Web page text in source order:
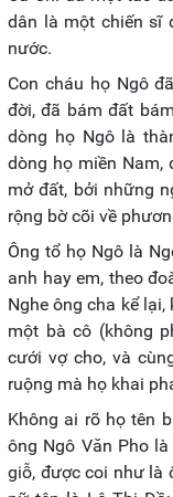
dân là một chiến sĩ
nước.
Con cháu họ Ngô
đời, đã bám đất
dòng họ Ngô là
dòng họ miền
mở đất, bởi những
rộng bờ cõi về
Ông tổ họ Ngô là
anh hay em, theo
Nghe ông cha kể
một bà cô (không
cưới vợ cho, và
ruộng mà họ khai
Không ai rõ họ tên
ông Ngô Văn Pho
giỗ, được coi như là